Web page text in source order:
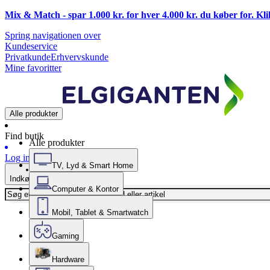
Mix & Match - spar 1.000 kr. for hver 4.000 kr. du køber for.
Spring navigationen over
Kundeservice
PrivatkundeErhvervskunde
Mine favoritter
Alle produkter
Find butik
Log ind
Indkøbskurv
Alle produkter
TV, Lyd & Smart Home
Computer & Kontor
Mobil, Tablet & Smartwatch
Gaming
Hardware